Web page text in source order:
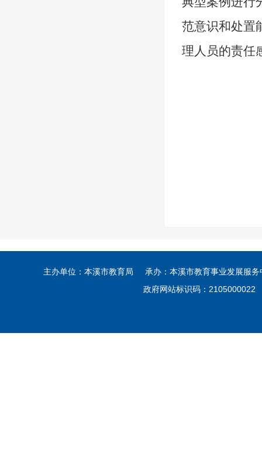
范意识和处置
理人员的责任
主办单位：本溪市教育局 承办：本溪市教育事业发展
政府网站标识码：2105000022